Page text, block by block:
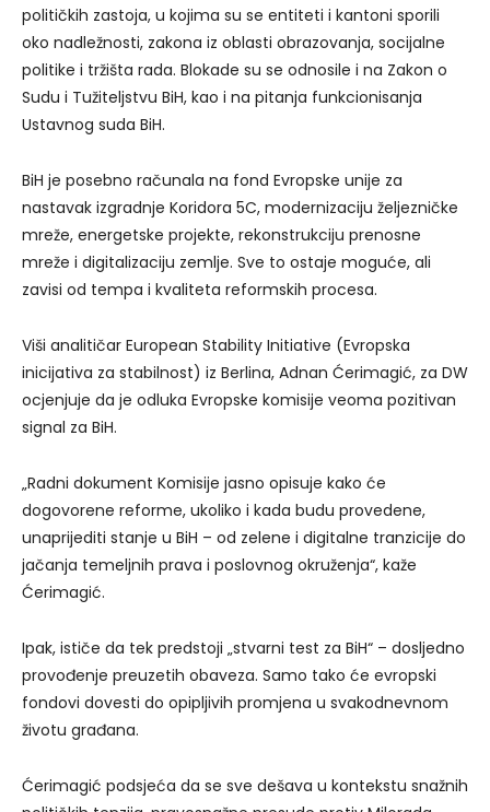
političkih zastoja, u kojima su se entiteti i kantoni sporili
oko nadležnosti, zakona iz oblasti obrazovanja, socijalne
politike i tržišta rada. Blokade su se odnosile i na Zakon o
Sudu i Tužiteljstvu BiH, kao i na pitanja funkcionisanja
Ustavnog suda BiH.
BiH je posebno računala na fond Evropske unije za
nastavak izgradnje Koridora 5C, modernizaciju željezničke
mreže, energetske projekte, rekonstrukciju prenosne
mreže i digitalizaciju zemlje. Sve to ostaje moguće, ali
zavisi od tempa i kvaliteta reformskih procesa.
Viši analitičar European Stability Initiative (Evropska
inicijativa za stabilnost) iz Berlina, Adnan Ćerimagić, za DW
ocjenjuje da je odluka Evropske komisije veoma pozitivan
signal za BiH.
„Radni dokument Komisije jasno opisuje kako će
dogovorene reforme, ukoliko i kada budu provedene,
unaprijediti stanje u BiH – od zelene i digitalne tranzicije do
jačanja temeljnih prava i poslovnog okruženja“, kaže
Ćerimagić.
Ipak, ističe da tek predstoji „stvarni test za BiH“ – dosljedno
provođenje preuzetih obaveza. Samo tako će evropski
fondovi dovesti do opipljivih promjena u svakodnevnom
životu građana.
Ćerimagić podsjeća da se sve dešava u kontekstu snažnih